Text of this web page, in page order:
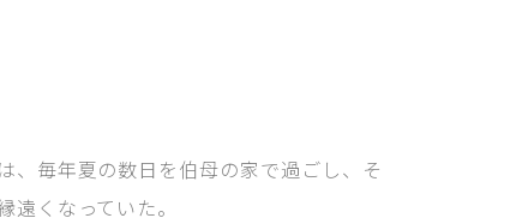
、毎年夏の数日を伯母の家で過ごし、そ
くなっていた。